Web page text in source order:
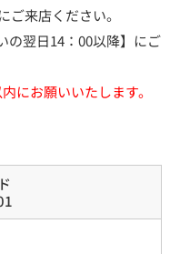
ご来店ください。
の翌日14：00以降】にご
にお願いいたします。